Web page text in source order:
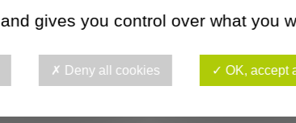
gives you control over what you
Deny all cookies OK, accept